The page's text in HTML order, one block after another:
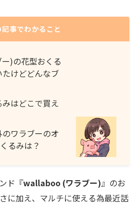
記事でわかること
)の花型おくる
けどどんなブ
はどこで買え
ワラブーのオ
るみは？
ド『wallaboo (ワラブー)』のお
に加え、マルチに使える為最近話